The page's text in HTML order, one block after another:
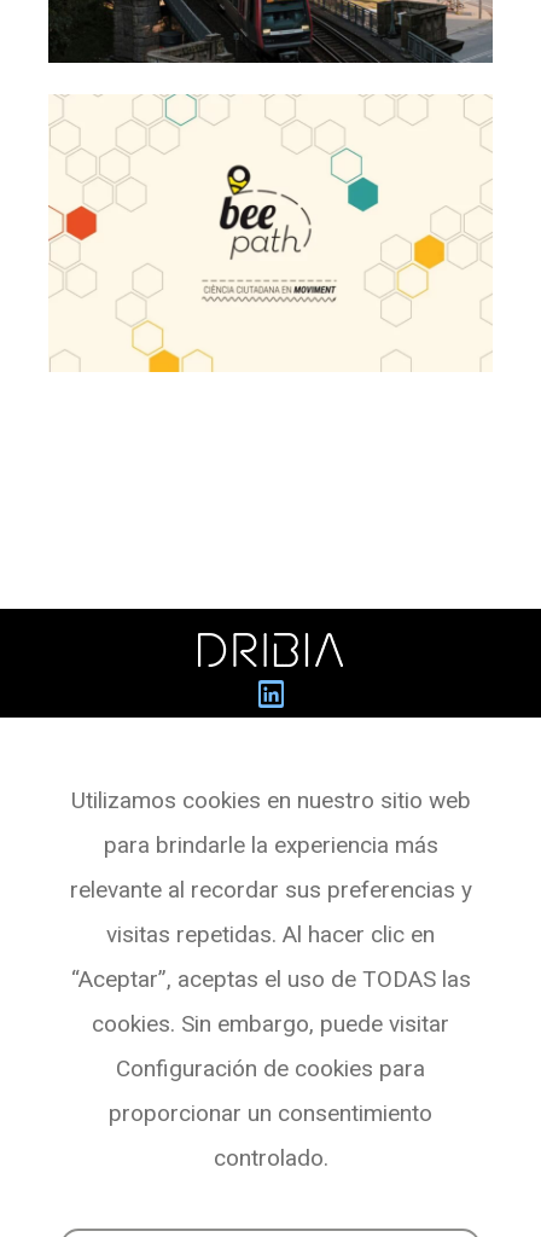
Pg. de Gràcia, 55,
Planta 3 Oficina 4
08007 BARCELONA
Utilizamos cookies en nuestro sitio web
para brindarle la experiencia más
relevante al recordar sus preferencias y
visitas repetidas. Al hacer clic en
“Aceptar”, aceptas el uso de TODAS las
cookies. Sin embargo, puede visitar
Configuración de cookies para
proporcionar un consentimiento
controlado.